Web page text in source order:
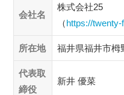
お問い合わせ
会社名
株式会社25
（https://twenty-
所在地 福井県福井市栂
代表取
締役
新井 優菜